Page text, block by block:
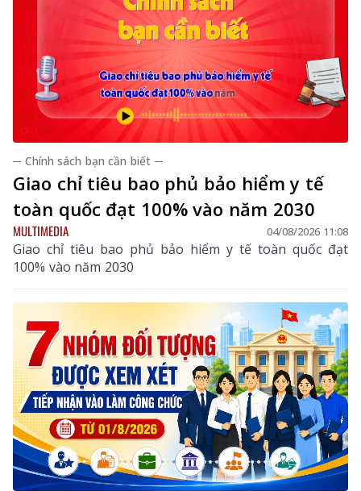
─ Chính sách bạn cần biết ─
Giao chỉ tiêu bao phủ bảo hiểm y tế
toàn quốc đạt 100% vào năm 2030
MULTIMEDIA 04/08/2026 11:08
Giao chỉ tiêu bao phủ bảo hiểm y tế toàn quốc đạt
100% vào năm 2030